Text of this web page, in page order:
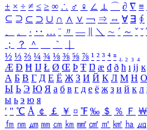
± × ÷ ≠ ≤ ≥ ∞ ∴ ♂ ♀ ∠ ⊥ ⌒ ∂ ∇ ≡
⊆ ⊇ ⊂ ⊃ ∪ ∩ ∧ ∨ ￢ ⇒ ⇔ ∀ ∃ ∮
、
。 · ‥ … ¨ 〃 ― ＼ ∼ ´ ～ ˇ ˘
；
？ ＾ ｀
½ ⅓ ⅔ ¼ ¾ ⅛ ⅜ ⅝ ⅞ ¹ ² ³ ⁴ ⁿ ₁ ₂ ₃ ₄
Æ Ð Ħ Ĳ Ł Ø Œ Þ Ŧ Ŋ æ đ ð ħ ı ĳ ĸ
А Б В Г Д Е Ё Ж З И Й К Л М Н О
Ы Ь Э Ю Я а б в г д е ё ж з и й к л
ы ь э ю я
′ ″ ℃ Å ￠ ￡ ￥ ¤ ℉ ‰ ＄ ％ Ｆ ￦
㎙ ㎚ ㎛ ㎜ ㎝ ㎞ ㎟ ㎠ ㎡ ㎢ ㏊ ㎍